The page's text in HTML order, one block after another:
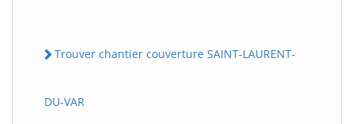
Trouver chantier couverture SAINT-LAURENT-
DU-VAR